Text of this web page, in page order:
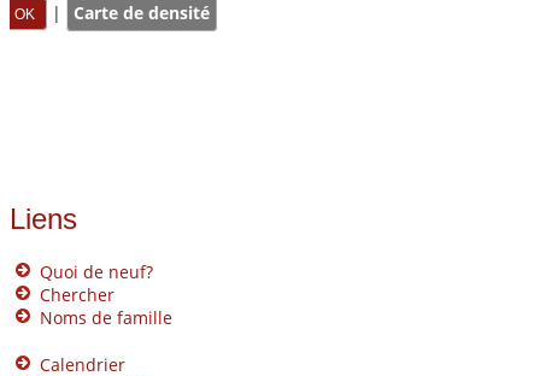
| Carte de densité
Liens
Quoi de neuf?
Chercher
Noms de famille
Calendrier